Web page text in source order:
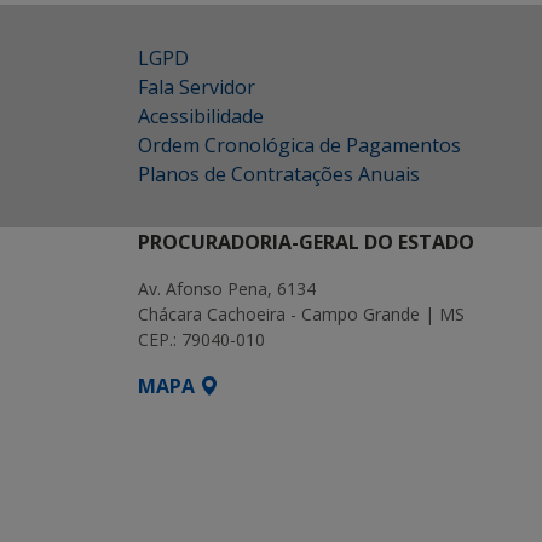
LGPD
Fala Servidor
Acessibilidade
Ordem Cronológica de Pagamentos
Planos de Contratações Anuais
PROCURADORIA-GERAL DO ESTADO
Av. Afonso Pena, 6134
Chácara Cachoeira - Campo Grande | MS
CEP.: 79040-010
MAPA